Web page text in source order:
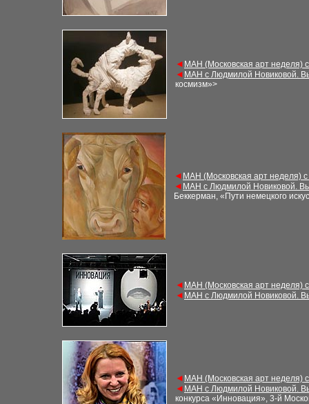
◄ МАН (Московская арт неделя)
◄ МАН с Людмилой Новиковой.
космизм»>
◄ МАН (Московская арт неделя)
◄ МАН с Людмилой Новиковой.
Беккерман, «Пути немецкого
◄ МАН (Московская арт неделя)
◄ МАН с Людмилой Новиковой.
◄ МАН (Московская арт неделя)
◄ МАН с Людмилой Новиковой.
конкурса «Инновация», 3-й